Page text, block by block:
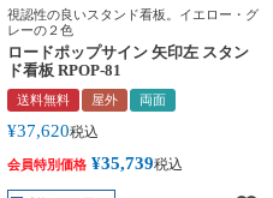
視認性の良いスタンド看板。イエロー・グ
レーの２色
ロードポップサイン 矢印左 スタン
ド看板 RPOP-81
送料無料 屋外 両面
¥37,620税込
会員特別価格 ¥35,739税込